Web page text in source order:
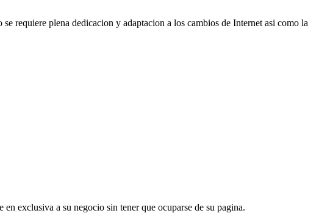
requiere plena dedicacion y adaptacion a los cambios de Internet asi como la
exclusiva a su negocio sin tener que ocuparse de su pagina.